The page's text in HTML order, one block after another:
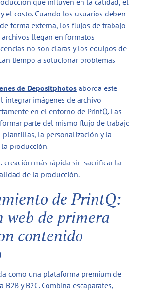
que influyen en la calidad, el
el costo. Cuando los usuarios deben
forma externa, los flujos de trabajo
archivos llegan en formatos
no son claras y los equipos de
tiempo a solucionar problemas
de Depositphotos aborda este
integrar imágenes de archivo
en el entorno de PrintQ. Las
parte del mismo flujo de trabajo
la personalización y la
producción.
creación más rápida sin sacrificar la
de la producción.
de PrintQ:
web de primera
contenido
como una plataforma premium de
y B2C. Combina escaparates,